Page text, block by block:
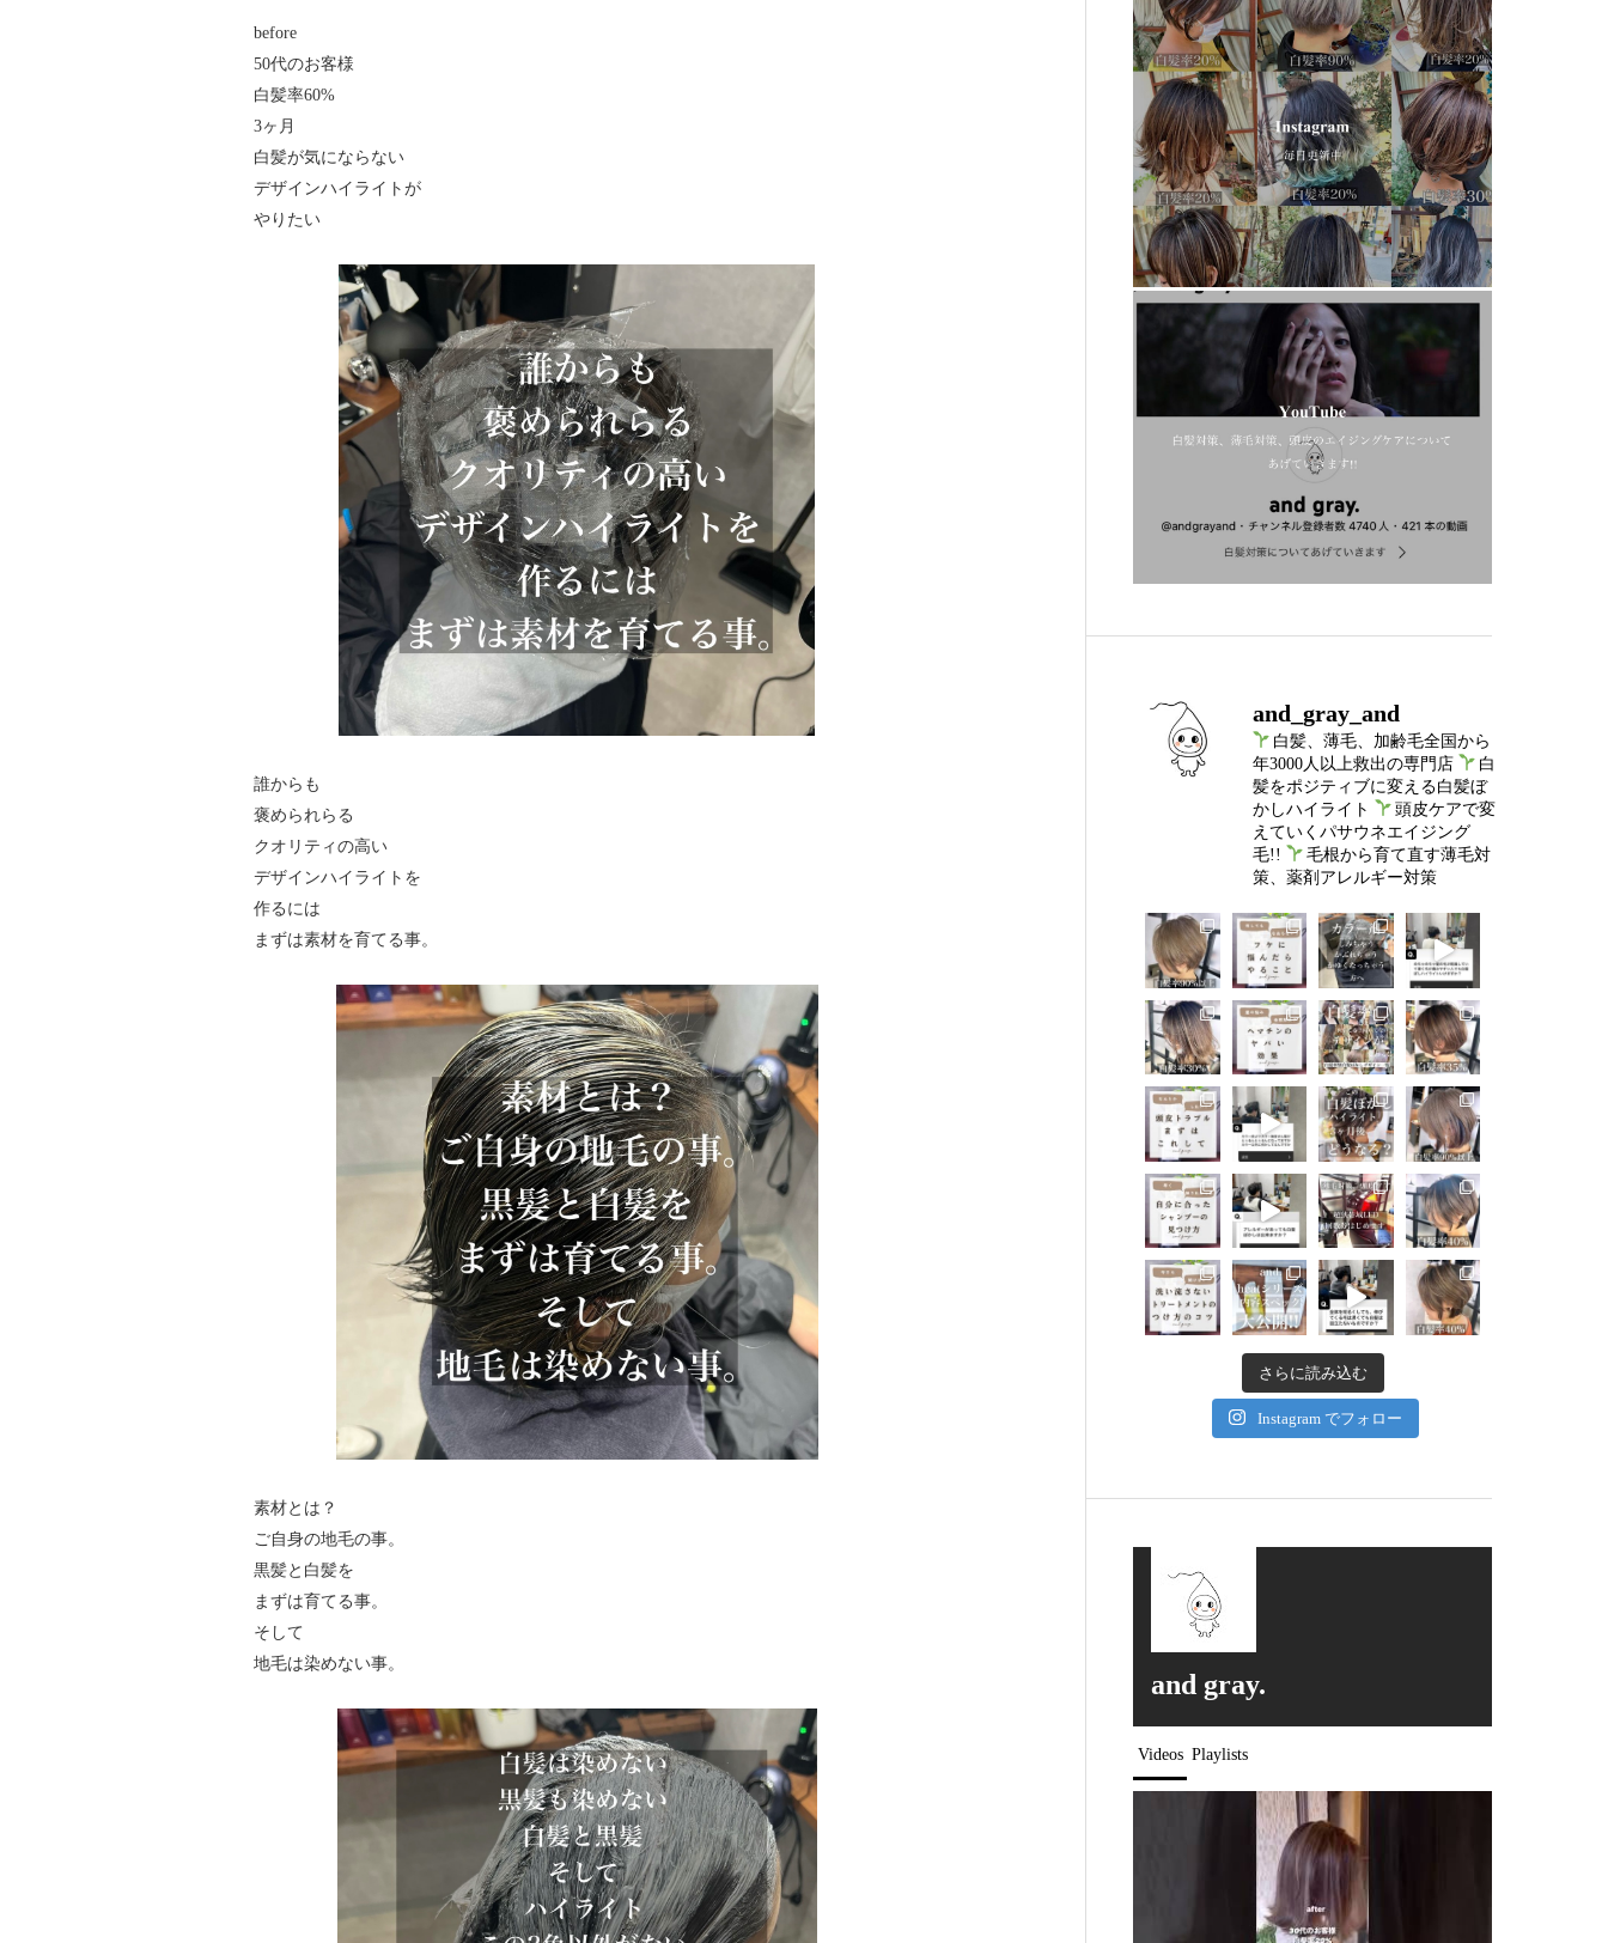
before
50代のお客様
白髪率60%
3ヶ月
白髪が気にならない
デザインハイライトが
やりたい
誰からも
褒められらる
クオリティの高い
デザインハイライトを
作るには
まずは素材を育てる事。
素材とは？
ご自身の地毛の事。
黒髪と白髪を
まずは育てる事。
そして
地毛は染めない事。
and_gray_and
白髪、薄毛、加齢毛全国から
年3000人以上救出の専門店
白
髪をポジティブに変える白髪ぼ
かしハイライト
頭皮ケアで変
えていくパサウネエイジング
毛!!
毛根から育て直す薄毛対
策、薬剤アレルギー対策
さらに読み込む
Instagram でフォロー
and gray.
Videos Playlists